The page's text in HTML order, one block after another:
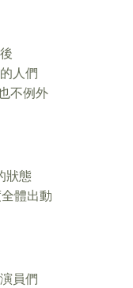
人們
不例外
狀態
體出動
員們